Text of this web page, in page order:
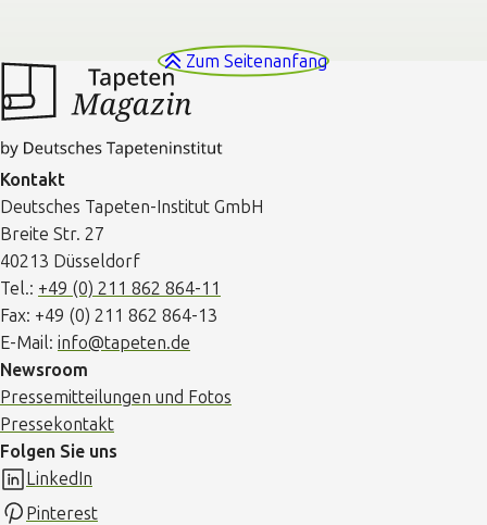
Zum Seitenanfang
Kontakt
Deutsches Tapeten-Institut GmbH
Breite Str. 27
40213 Düsseldorf
Tel.: +49 (0) 211 862 864-11
Fax: +49 (0) 211 862 864-13
E-Mail: info@tapeten.de
Newsroom
Pressemitteilungen und Fotos
Pressekontakt
Folgen Sie uns
LinkedIn
Pinterest